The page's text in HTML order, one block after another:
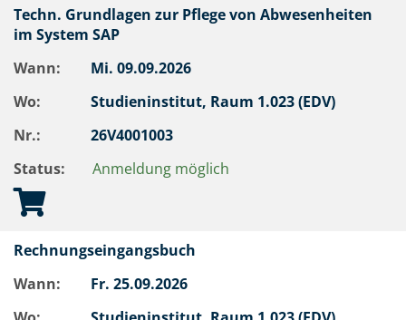
Techn. Grundlagen zur Pflege von Abwesenheiten
im System SAP
Wann:
Mi. 09.09.2026
Wo:
Studieninstitut, Raum 1.023 (EDV)
Nr.:
26V4001003
Status:
Anmeldung möglich
Rechnungseingangsbuch
Wann:
Fr. 25.09.2026